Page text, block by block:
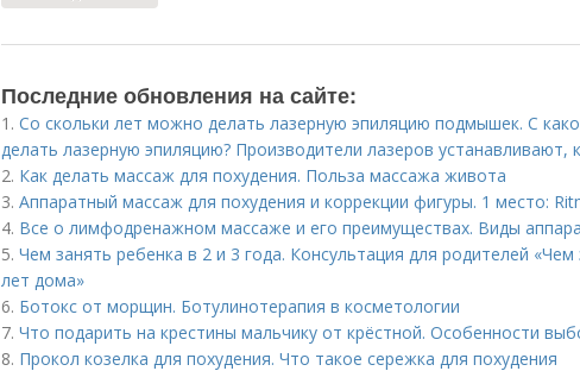
Последние обновления на сайте:
1. Со скольки лет можно делать лазерную эпиляцию подмышек. С
делать лазерную эпиляцию? Производители лазеров устанавливают,
2. Как делать массаж для похудения. Польза массажа живота
3. Аппаратный массаж для похудения и коррекции фигуры. 1 место:
4. Все о лимфодренажном массаже и его преимуществах. Виды
5. Чем занять ребенка в 2 и 3 года. Консультация для родителей «Чем
лет дома»
6. Ботокс от морщин. Ботулинотерапия в косметологии
7. Что подарить на крестины мальчику от крёстной. Особенности
8. Прокол козелка для похудения. Что такое сережка для похудения